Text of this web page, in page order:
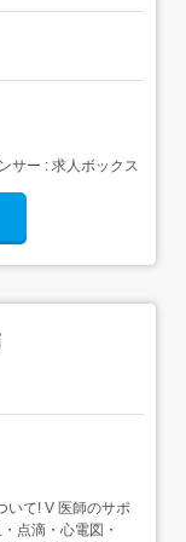
サー : 求人ボックス
師のサポ
点滴・心電図・